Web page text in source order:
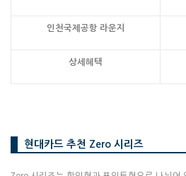
인천국제공항 라운지
상세혜택
현대카드 추천 Zero 시리즈